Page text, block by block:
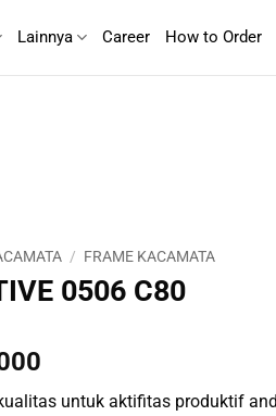
Lainnya Career How to Order
/ FRAME KACAMATA
0506 C80
untuk aktifitas produktif